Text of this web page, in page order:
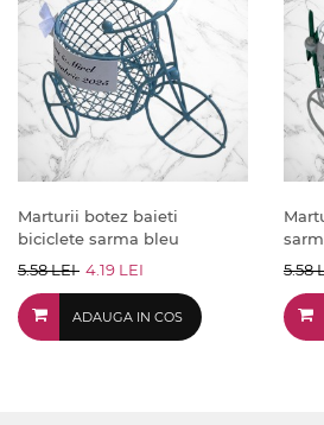
Marturii botez baieti
biciclete sarma bleu
5.58 LEI 4.19 LEI
ADAUGA IN COS
5.58